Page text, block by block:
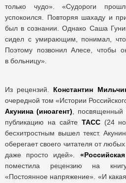
только чудо». «Судороги
успокоился. Повторяя шахаду и
был в сознании. Однако Саша
сидел с умирающим, понимал,
Поэтому позвонил Алесе, чтобы
в больницу».
Из рецензий. Константин
очередной том «Истории
Акунина (иноагент) ,
публикацию на сайте ТАСС(24
бесхитростным вышел текст.
оберегает своего читателя от
даже просто идей».
поместила рецензию на
«Постоянное напряжение». «И